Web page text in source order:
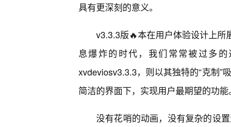
具有更深刻的意义。
v3.3.3版🔥本在用户体验设计上所
息爆炸的时代，我们常常被过多
xvdeviosv3.3.3，则以其独特的“克制”
简洁的界面下，实现用户最期望的功能
没有花哨的动画，没有复杂的设